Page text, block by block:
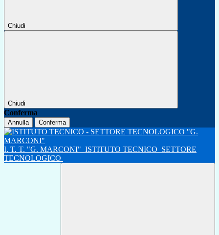
Chiudi
Chiudi
Conferma
Annulla Conferma
I. T. T. "G. MARCONI" ISTITUTO TECNICO SETTORE
TECNOLOGICO